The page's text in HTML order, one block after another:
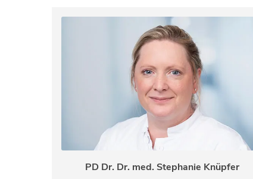
PD Dr. Dr. med. Stephanie Knüpfer